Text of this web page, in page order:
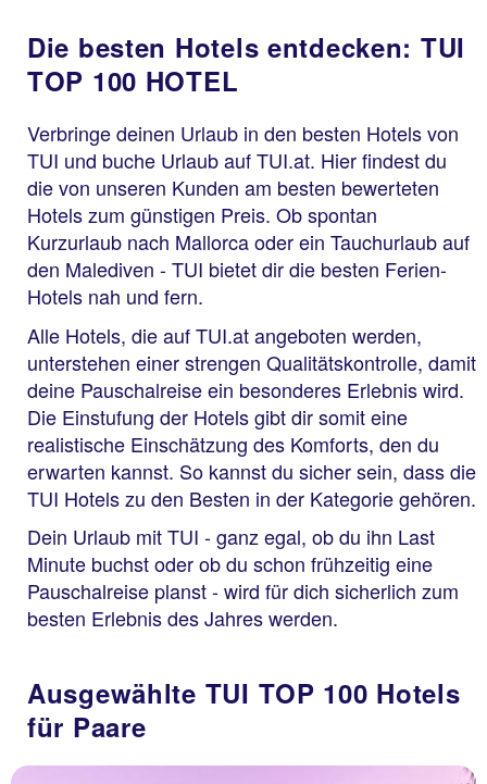
Die besten Hotels entdecken: TUI
TOP 100 HOTEL
Verbringe deinen Urlaub in den besten Hotels von
TUI und buche Urlaub auf TUI.at. Hier findest du
die von unseren Kunden am besten bewerteten
Hotels zum günstigen Preis. Ob spontan
Kurzurlaub nach Mallorca oder ein Tauchurlaub auf
den Malediven - TUI bietet dir die besten Ferien-
Hotels nah und fern.
Alle Hotels, die auf TUI.at angeboten werden,
unterstehen einer strengen Qualitätskontrolle, damit
deine Pauschalreise ein besonderes Erlebnis wird.
Die Einstufung der Hotels gibt dir somit eine
realistische Einschätzung des Komforts, den du
erwarten kannst. So kannst du sicher sein, dass die
TUI Hotels zu den Besten in der Kategorie gehören.
Dein Urlaub mit TUI - ganz egal, ob du ihn Last
Minute buchst oder ob du schon frühzeitig eine
Pauschalreise planst - wird für dich sicherlich zum
besten Erlebnis des Jahres werden.
Ausgewählte TUI TOP 100 Hotels
für Paare